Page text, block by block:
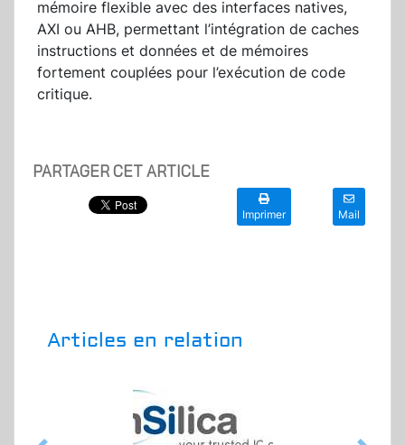
mémoire flexible avec des interfaces natives,
AXI ou AHB, permettant l’intégration de caches
instructions et données et de mémoires
fortement couplées pour l’exécution de code
critique.
PARTAGER CET ARTICLE
Imprimer Mail
Articles en relation